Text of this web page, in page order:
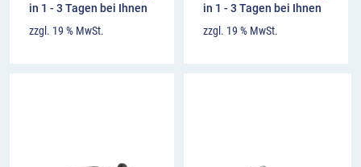
in 1 - 3 Tagen bei Ihnen
zzgl. 19 % MwSt.
in 1 - 3 Tagen bei Ihnen
zzgl. 19 % MwSt.